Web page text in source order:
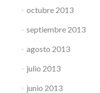
octubre 2013
septiembre 2013
agosto 2013
julio 2013
junio 2013